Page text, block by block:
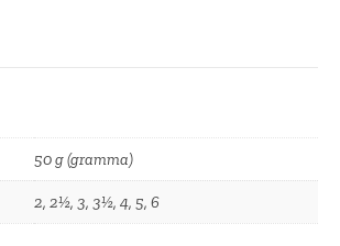
50 g (gramma)
2, 2½, 3, 3½, 4, 5, 6